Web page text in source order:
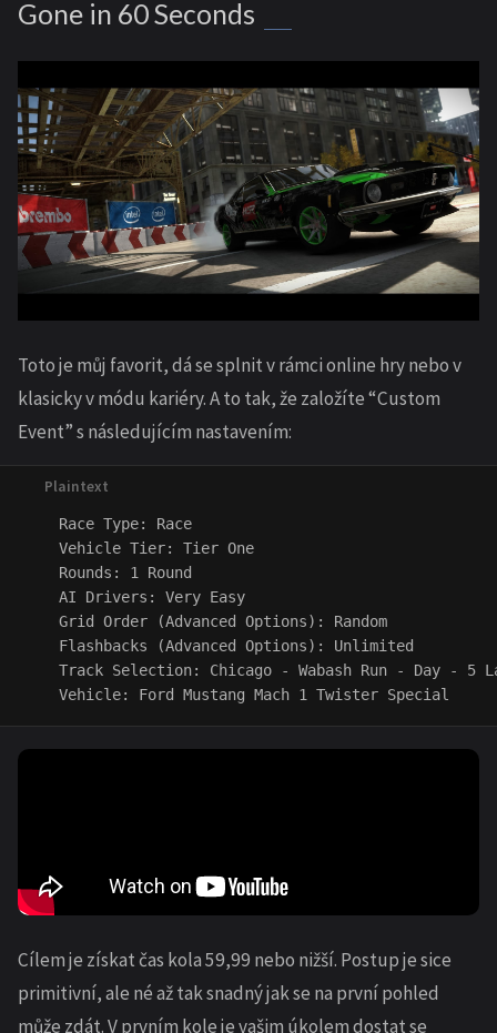
Gone in 60 Seconds
Toto je můj favorit, dá se splnit v rámci online hry nebo v
klasicky v módu kariéry. A to tak, že založíte “Custom
Event” s následujícím nastavením:
    Race Type: Race
    Vehicle Tier: Tier One
    Rounds: 1 Round
    AI Drivers: Very Easy
    Grid Order (Advanced Options): Random
    Flashbacks (Advanced Options): Unlimited
Track Selection: Chicago - Wabash Run - Day - 5
Cílem je získat čas kola 59,99 nebo nižší. Postup je sice
primitivní, ale né až tak snadný jak se na první pohled
může zdát. V prvním kole je vašim úkolem dostat se